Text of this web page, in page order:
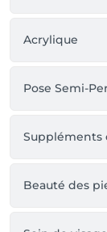
Acrylique
Pose Semi-
Suppléments
Beauté des